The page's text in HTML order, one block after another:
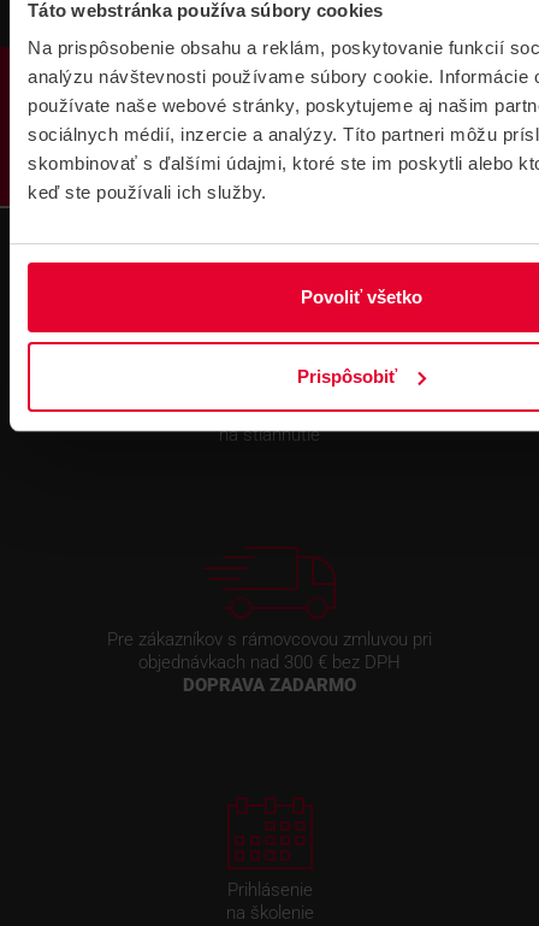
Táto webstránka používa súbory cookies
Na prispôsobenie obsahu a reklám, poskytovanie funkcií
analýzu návštevnosti používame súbory cookie. Informácie
používate naše webové stránky, poskytujeme aj našim
sociálnych médií, inzercie a analýzy. Títo partneri môžu
skombinovať s ďalšími údajmi, ktoré ste im poskytli alebo
keď ste používali ich služby.
Povoliť všetko
Prispôsobiť
PRODUKTY
Technická
podpora 24/7
Súbory
na stiahnutie
Pre zákazníkov s rámovcovou zmluvou pri
objednávkach nad 300 € bez DPH
DOPRAVA ZADARMO
Prihlásenie
na školenie